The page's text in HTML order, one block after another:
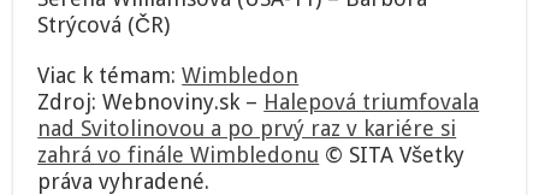
Strýcová (ČR)
Viac k témam:Wimbledon
Zdroj: Webnoviny.sk – Halepová triumfovala
nad Svitolinovou a po prvý raz v kariére si
zahrá vo finále Wimbledonu © SITA Všetky
práva vyhradené.